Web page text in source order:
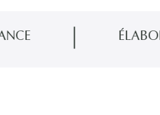
ÉLABORÉ PAR